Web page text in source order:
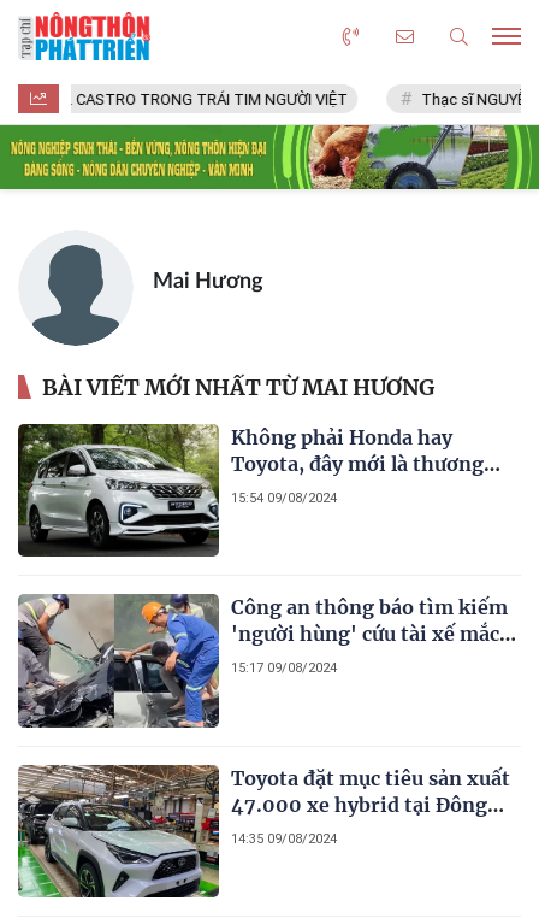
FIDEL CASTRO TRONG TRÁI TIM NGƯỜI VIỆT Thạc sĩ NGUYỄN
Mai Hương
BÀI VIẾT MỚI NHẤT TỪ MAI HƯƠNG
Không phải Honda hay
Toyota, đây mới là thương
hiệu sở hữu mẫu xe hybrid
15:54 09/08/2024
Công an thông báo tìm kiếm
'người hùng' cứu tài xế mắc
kẹt trong vụ tai nạn kinh
15:17 09/08/2024
Toyota đặt mục tiêu sản xuất
47.000 xe hybrid tại Đông
Nam Á vào năm tới
14:35 09/08/2024